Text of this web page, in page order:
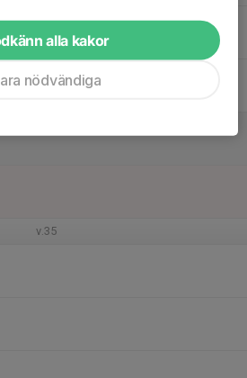
v.35
alla kakor
nödvändiga